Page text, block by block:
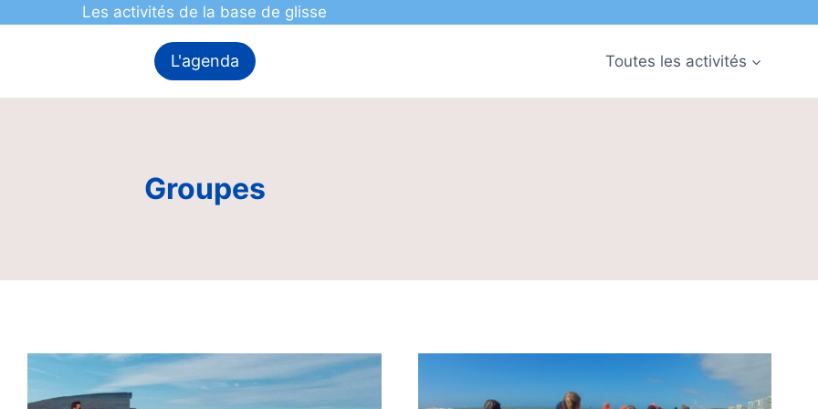
Les activités de la base de glisse
L'agenda Toutes les activités
Groupes